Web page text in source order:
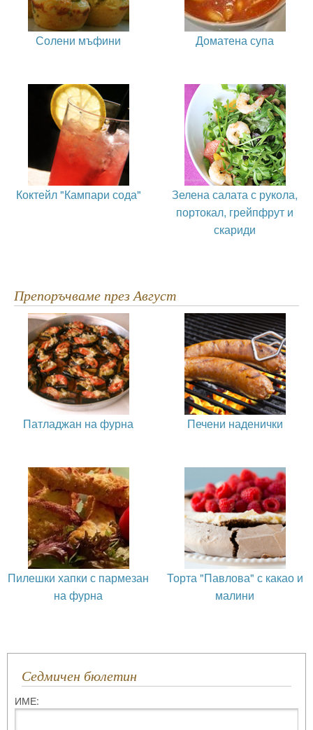
Солени мъфини Доматена супа
Коктейл "Кампари сода"
Зелена салата с рукола,
портокал, грейпфрут и
скариди
Препоръчваме през Август
Патладжан на фурна Печени наденички
Пилешки хапки с пармезан
на фурна
Торта "Павлова" с какао и
малини
Седмичен бюлетин
ИМЕ: